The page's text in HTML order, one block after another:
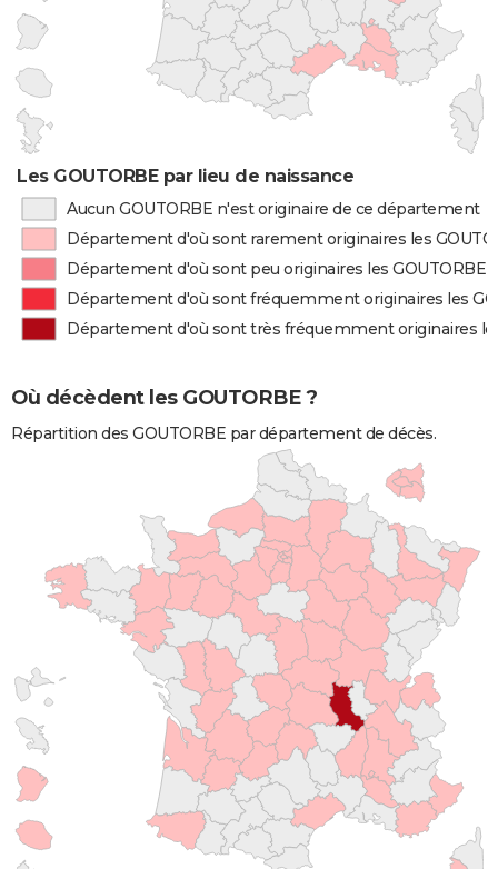
Les GOUTORBE par lieu de naissance
Aucun GOUTORBE n'est originaire de ce département
Département d'où sont rarement originaires les
Département d'où sont peu originaires les GOUTORBE
Département d'où sont fréquemment originaires les
Département d'où sont très fréquemment originaires
Où décèdent les GOUTORBE ?
Répartition des GOUTORBE par département de décès.